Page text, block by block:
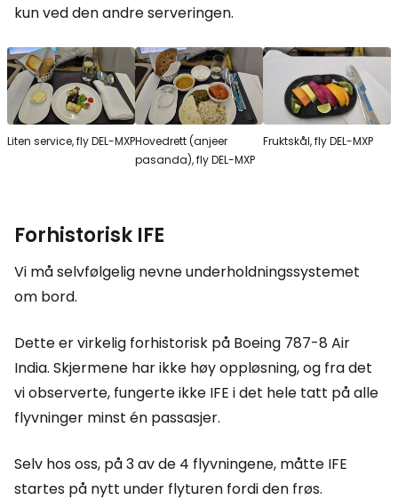
kun ved den andre serveringen.
Liten service, fly DEL-MXPHovedrett (anjeer
pasanda), fly DEL-MXP
Fruktskål, fly DEL-MXP
Forhistorisk IFE
Vi må selvfølgelig nevne underholdningssystemet
om bord.
Dette er virkelig forhistorisk på Boeing 787-8 Air
India. Skjermene har ikke høy oppløsning, og fra det
vi observerte, fungerte ikke IFE i det hele tatt på alle
flyvninger minst én passasjer.
Selv hos oss, på 3 av de 4 flyvningene, måtte IFE
startes på nytt under flyturen fordi den frøs.